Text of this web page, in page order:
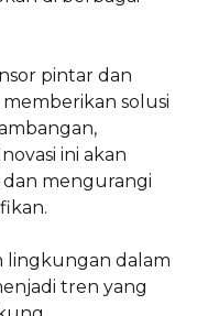
pintar dan
solusi
ini akan
mengurangi
lingkungan dalam
tren yang